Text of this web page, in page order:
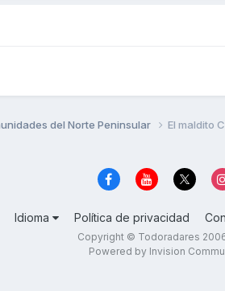
del Norte Peninsular El maldito
Idioma Política de privacidad
Copyright © Todoradares
Powered by Invision